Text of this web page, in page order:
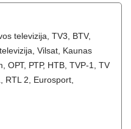
televizija, TV3, BTV,
Vilsat, Kaunas
ОРТ, РТР, НТВ, TVP-1, TV
RTL 2, Eurosport,